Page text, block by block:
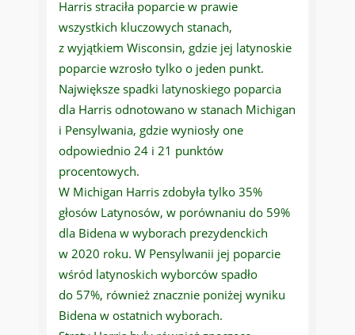
Harris straciła poparcie w prawie
wszystkich kluczowych stanach,
z wyjątkiem Wisconsin, gdzie jej latynoskie
poparcie wzrosło tylko o jeden punkt.
Największe spadki latynoskiego poparcia
dla Harris odnotowano w stanach Michigan
i Pensylwania, gdzie wyniosły one
odpowiednio 24 i 21 punktów
procentowych.
W Michigan Harris zdobyła tylko 35%
głosów Latynosów, w porównaniu do 59%
dla Bidena w wyborach prezydenckich
w 2020 roku. W Pensylwanii jej poparcie
wśród latynoskich wyborców spadło
do 57%, również znacznie poniżej wyniku
Bidena w ostatnich wyborach.